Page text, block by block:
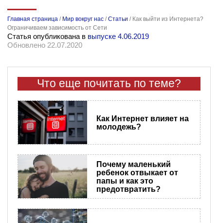
Главная страница / Мир вокруг нас /Статьи / Как выйти из Интернета?
Ограничиваем зависимость от Сети
Статья опубликована в выпуске 4.06.2019
Обновлено 22.07.2020
Что еще почитать по теме?
Как Интернет влияет на
молодежь?
Почему маленький
ребенок отвыкает от
папы и как это
предотвратить?